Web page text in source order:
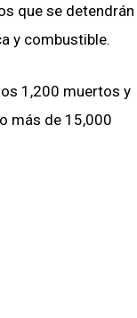
que se detendrán
y combustible.
1,200 muertos y
más de 15,000